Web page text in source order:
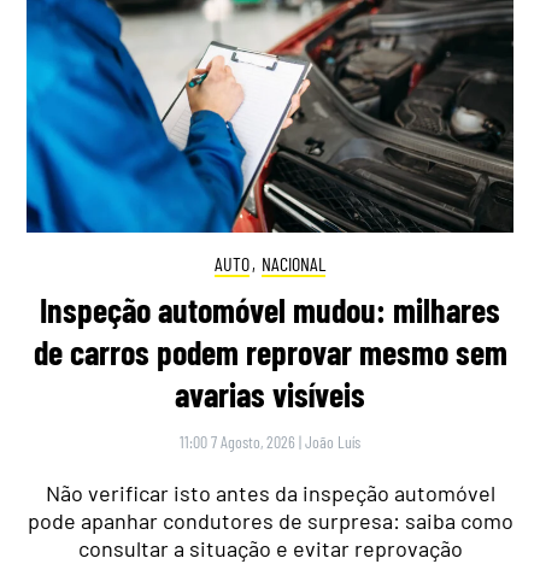
AUTO, NACIONAL
Inspeção automóvel mudou: milhares
de carros podem reprovar mesmo sem
avarias visíveis
11:00 7 Agosto, 2026 |João Luís
Não verificar isto antes da inspeção automóvel
pode apanhar condutores de surpresa: saiba como
consultar a situação e evitar reprovação